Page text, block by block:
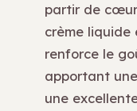
partir de
crème
renforce le
apportant
une